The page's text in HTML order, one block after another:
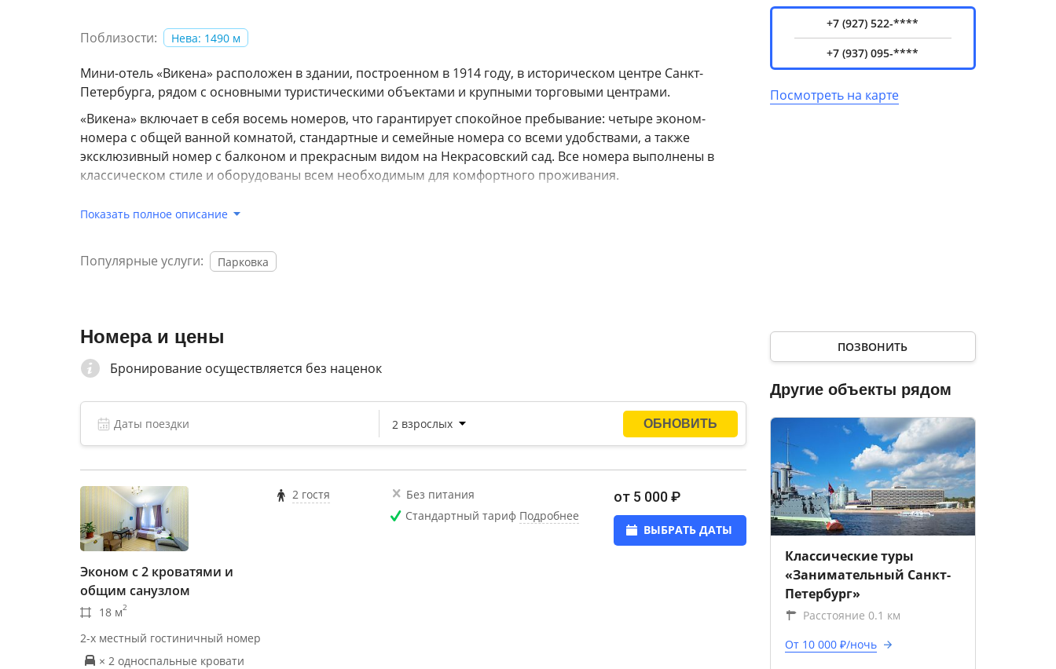
Поблизости: Нева: 1490 м
Мини-отель «Викена» расположен в здании, построенном в 1914 году, в историческом центре Санкт-
Петербурга, рядом с основными туристическими объектами и крупными торговыми центрами.
«Викена» включает в себя восемь номеров, что гарантирует спокойное пребывание: четыре эконом-
номера с общей ванной комнатой, стандартные и семейные номера со всеми удобствами, а также
эксклюзивный номер с балконом и прекрасным видом на Некрасовский сад. Все номера выполнены в
классическом стиле и оборудованы всем необходимым для комфортного проживания.
всей необходимой посудой. Бесплатный чай и кофе предоставляются всем гостям, а кулер с питьевой
доска. В случае дождя гости могут воспользоваться бесплатными зонтиками и сушилками для обуви. Багаж
можно оставить бесплатно на хранение до заселения или уже после выселения.
Показать полное описание
Популярные услуги: Парковка
Номера и цены
Бронирование осуществляется без наценок
Эконом с 2 кроватями и
общим санузлом
18 м2
2-х местный гостиничный номер
× 2 односпальные кровати
2 гостя
Без питания
Стандартный тариф Подробнее
от 5 000 ₽
ВЫБРАТЬ ДАТЫ
+7 (927) 522-****
+7 (937) 095-****
Посмотреть на карте
ПОЗВОНИТЬ
Другие объекты рядом
Классические туры
«Занимательный Санкт-
Петербург»
Расстояние 0.1 км
От 10 000 ₽/ночь